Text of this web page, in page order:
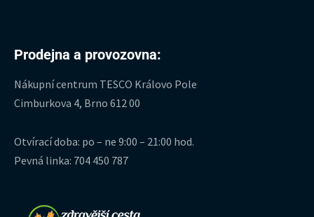
Prodejna a provozovna:
Nákupní centrum TESCO Královo Pole
Cimburkova 4, Brno 612 00
Otvírací doba: po – ne 9:00 – 21:00 hod.
Pevná linka: 704 450 787